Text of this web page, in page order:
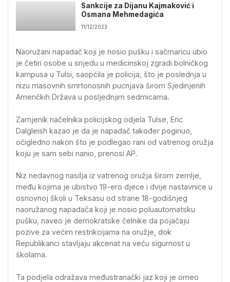
Sankcije za Dijanu Kajmaković i
Osmana Mehmedagića
11/12/2023
Naoružani napadač koji je nosio pušku i sačmaricu ubio
je četiri osobe u srijedu u medicinskoj zgradi bolničkog
kampusa u Tulsi, saopćila je policija, što je poslednja u
nizu masovnih smrtonosnih pucnjava širom Sjedinjenih
Američkih Država u posljednjim sedmicama.
Zamjenik načelnika policijskog odjela Tulse, Eric
Dalgleish kazao je da je napadač također poginuo,
očigledno nakon što je podlegao rani od vatrenog oružja
koju je sam sebi nanio, prenosi AP.
Niz nedavnog nasilja iz vatrenog oružja širom zemlje,
među kojima je ubistvo 19-ero djece i dvije nastavnice u
osnovnoj školi u Teksasu od strane 18-godišnjeg
naoružanog napadača koji je nosio poluautomatsku
pušku, naveo je demokratske čelnike da pojačaju
pozive za većim restrikcijama na oružje, dok
Republikanci stavljaju akcenat na veću sigurnost u
školama.
Ta podjela odražava međustranački jaz koji je omeo